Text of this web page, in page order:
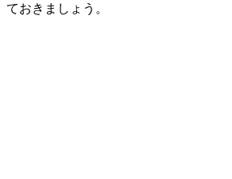
ておきましょう。